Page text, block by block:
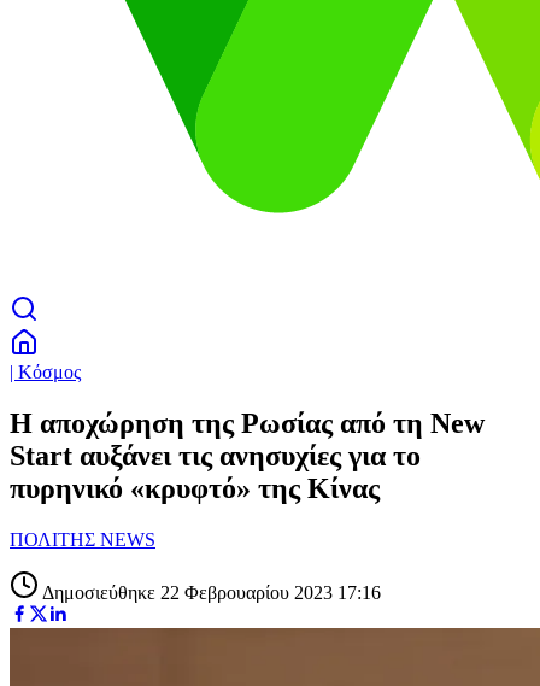
| Κόσμος
Η αποχώρηση της Ρωσίας από τη New
Start αυξάνει τις ανησυχίες για το
πυρηνικό «κρυφτό» της Κίνας
ΠΟΛΙΤΗΣ NEWS
Δημοσιεύθηκε 22 Φεβρουαρίου 2023 17:16